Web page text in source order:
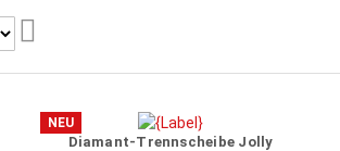
NEU
Diamant-Trennscheibe Jolly